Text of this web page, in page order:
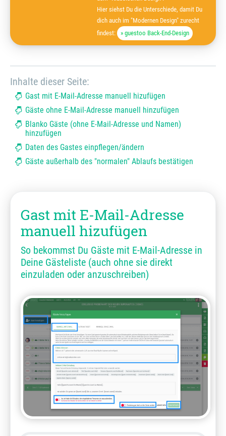
Hier siehst Du die Unterschiede, damit Du
dich auch im "Modernen Design" zurecht
findest:
» guestoo Back-End-Design
Inhalte dieser Seite:
Gast mit E-Mail-Adresse manuell hizufügen
Gäste ohne E-Mail-Adresse manuell hinzufügen
Blanko Gäste (ohne E-Mail-Adresse und Namen)
hinzufügen
Daten des Gastes einpflegen/ändern
Gäste außerhalb des "normalen" Ablaufs bestätigen
Gast mit E-Mail-Adresse
manuell hizufügen
So bekommst Du Gäste mit E-Mail-Adresse in
Deine Gästeliste (auch ohne sie direkt
einzuladen oder anzuschreiben)